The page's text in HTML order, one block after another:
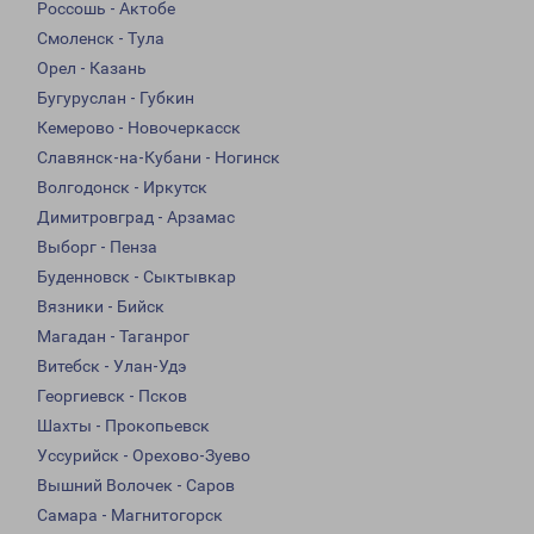
Россошь - Актобе
Смоленск - Тула
Орел - Казань
Бугуруслан - Губкин
Кемерово - Новочеркасск
Славянск-на-Кубани - Ногинск
Волгодонск - Иркутск
Димитровград - Арзамас
Выборг - Пенза
Буденновск - Сыктывкар
Вязники - Бийск
Магадан - Таганрог
Витебск - Улан-Удэ
Георгиевск - Псков
Шахты - Прокопьевск
Уссурийск - Орехово-Зуево
Вышний Волочек - Саров
Самара - Магнитогорск